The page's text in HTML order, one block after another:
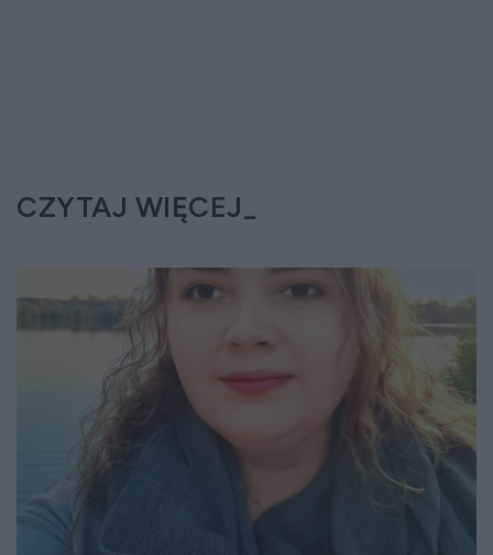
CZYTAJ WIĘCEJ